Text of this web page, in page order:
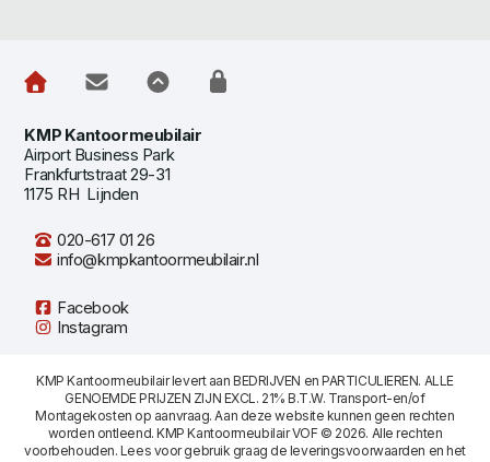
KMP Kantoormeubilair
Airport Business Park
Frankfurtstraat 29-31
1175 RH Lijnden
020-617 01 26
info@kmpkantoormeubilair.nl
Facebook
Instagram
KMP Kantoormeubilair levert aan BEDRIJVEN en PARTICULIEREN. ALLE
GENOEMDE PRIJZEN ZIJN EXCL. 21% B.T.W. Transport-en/of
Montagekosten op aanvraag. Aan deze website kunnen geen rechten
worden ontleend. KMP Kantoormeubilair VOF © 2026. Alle rechten
voorbehouden. Lees voor gebruik graag de leveringsvoorwaarden en het